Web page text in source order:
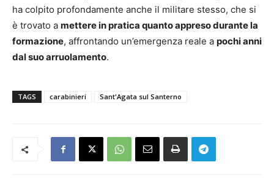
ha colpito profondamente anche il militare stesso, che si
è trovato a mettere in pratica quanto appreso durante la
formazione, affrontando un’emergenza reale a pochi anni
dal suo arruolamento.
TAGS carabinieri Sant'Agata sul Santerno